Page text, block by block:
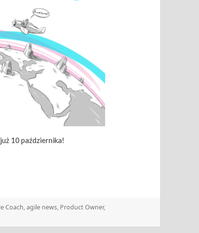
10 października!
Coach,agile news, Product Owner,